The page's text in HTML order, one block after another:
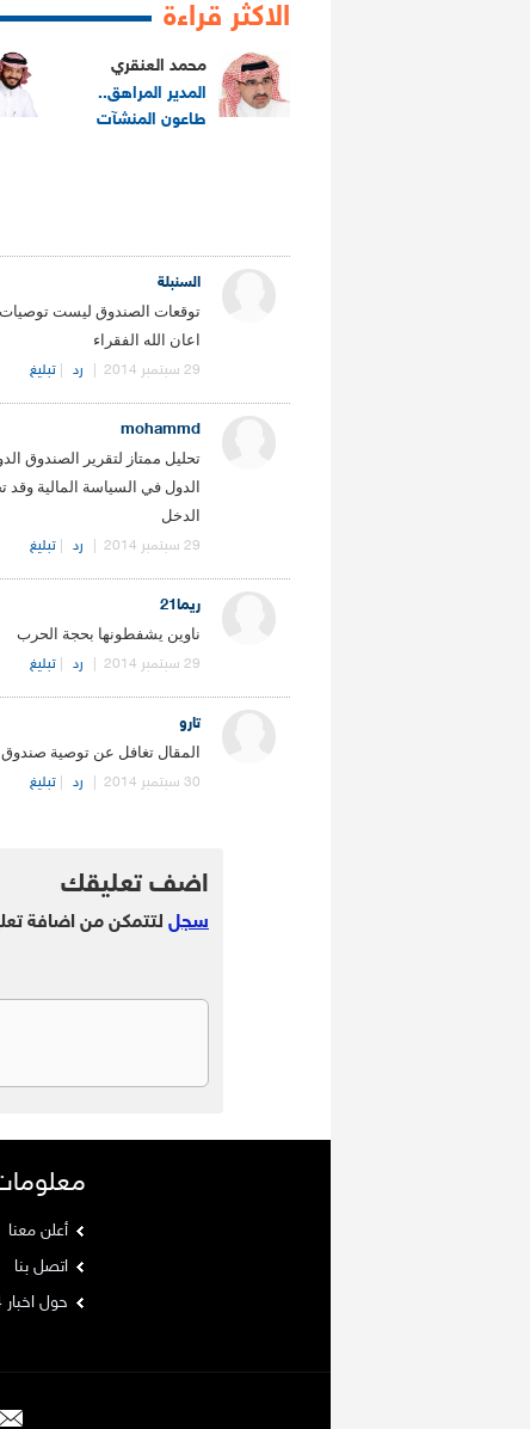
الاكثر قراءة
محمد العنقري
المدير المراهق..
طاعون المنشآت
السنبلة
توقعات الصندوق ليست توصيات
اعان الله الفقراء
29 سبتمبر 2014 رد تبليغ
mohammd
تحليل ممتاز لتقرير الصندوق
الدول في السياسة المالية
الدخل
29 سبتمبر 2014 رد تبليغ
ريما21
ناوين يشفطونها بحجة الحرب
29 سبتمبر 2014 رد تبليغ
تارو
المقال تغافل عن توصية
30 سبتمبر 2014 رد تبليغ
اضف تعليقك
سجل لتتمكن من اضافة
أعلن معنا
اتصل بنا
حول اخبار 24